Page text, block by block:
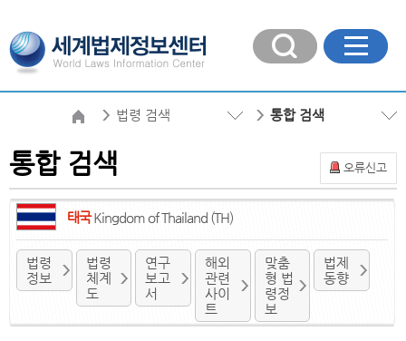
법령 검색 통합 검색
오류신고
통합 검색
태국Kingdom of Thailand (TH)
법령
정보
법령
체계
도
연구
보고
서
해외
관련
사이
트
맞춤
형 법
령정
보
법제
동향